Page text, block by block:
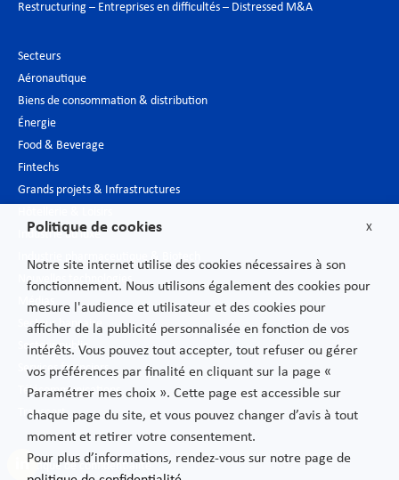
Restructuring – Entreprises en difficultés – Distressed M&A
Secteurs
Aéronautique
Biens de consommation & distribution
Énergie
Food & Beverage
Fintechs
Grands projets & Infrastructures
Industrie du luxe
Industrie pharmaceutique & Biotech
Nouvelles technologies
Secteur bancaire
Secteur public
Services financiers
Télécommunications
Transport
Politique de confidentialité
X
Politique de cookies
Notre site internet utilise des cookies nécessaires à son
fonctionnement. Nous utilisons également des cookies pour
mesure l'audience et utilisateur et des cookies pour
afficher de la publicité personnalisée en fonction de vos
intérêts. Vous pouvez tout accepter, tout refuser ou gérer
vos préférences par finalité en cliquant sur la page «
Paramétrer mes choix ». Cette page est accessible sur
chaque page du site, et vous pouvez changer d’avis à tout
moment et retirer votre consentement.
Pour plus d’informations, rendez-vous sur notre page de